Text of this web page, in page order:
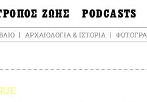
ΖΩΗΣ
& Στυλ
PODCASTS
Σκληρές Αλήθειες
OnDemand
ΑΡΧΑΙΟΛΟΓΊΑ & ΙΣΤΟΡΊΑ